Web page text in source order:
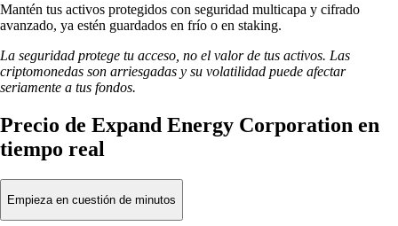
Mantén tus activos protegidos con seguridad multicapa y cifrado
avanzado, ya estén guardados en frío o en staking.
La seguridad protege tu acceso, no el valor de tus activos. Las
criptomonedas son arriesgadas y su volatilidad puede afectar
seriamente a tus fondos.
Precio de Expand Energy Corporation en
tiempo real
Empieza en cuestión de minutos